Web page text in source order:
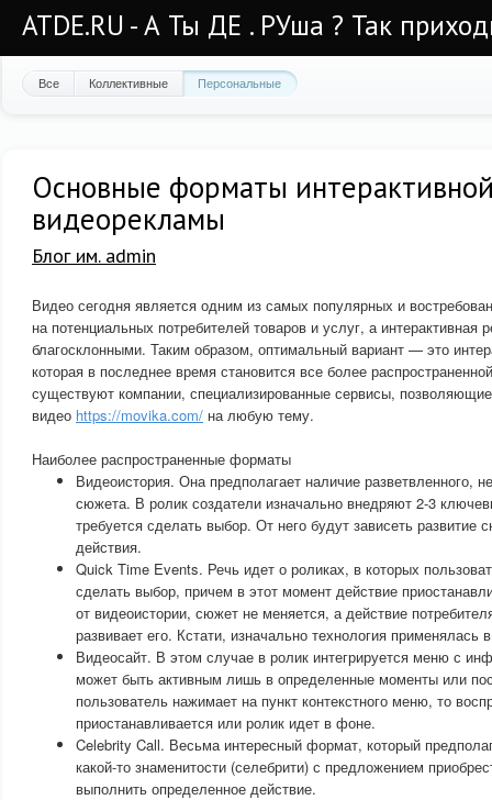
ATDE.RU - А Ты ДЕ . РУша ? Так
Все Коллективные Персональные
Основные форматы
видеорекламы
Блог им. admin
Видео сегодня является одним из самых популярных и
на потенциальных потребителей товаров и услуг, а интерактивная
благосклонными. Таким образом, оптимальный вариант — это
которая в последнее время становится все более
существуют компании, специализированные сервисы, позволяющие
видео https://movika.com/ на любую тему.
Наиболее распространенные форматы
Видеоистория. Она предполагает наличие разветвленного,
сюжета. В ролик создатели изначально внедряют 2-3
требуется сделать выбор. От него будут зависеть
действия.
Quick Time Events. Речь идет о роликах, в которых
сделать выбор, причем в этот момент действие
от видеоистории, сюжет не меняется, а действие
развивает его. Кстати, изначально технология применялась
Видеосайт. В этом случае в ролик интегрируется меню с
может быть активным лишь в определенные моменты или
пользователь нажимает на пункт контекстного меню, то
приостанавливается или ролик идет в фоне.
Celebrity Call. Весьма интересный формат, который
какой-то знаменитости (селебрити) с предложением
выполнить определенное действие.